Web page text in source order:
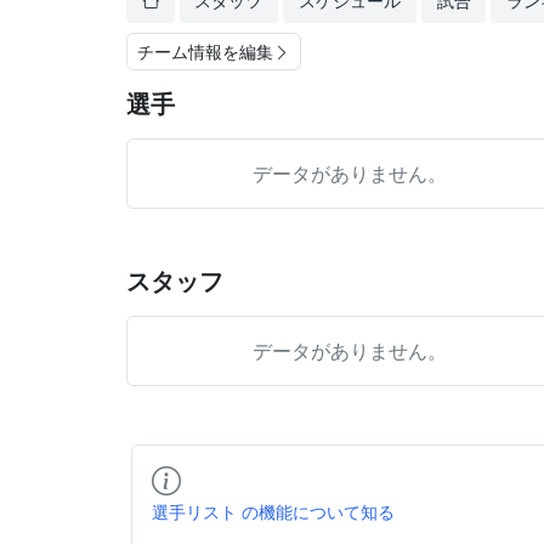
チーム情報を編集
選手
データがありません。
スタッフ
データがありません。
選手リスト の機能について知る